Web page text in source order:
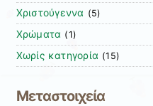
Χριστούγεννα (5)
Χρώματα (1)
Χωρίς κατηγορία (15)
Μεταστοιχεία